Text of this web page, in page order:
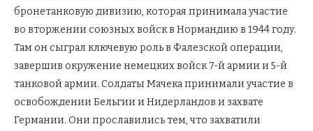
бронетанковую дивизию, которая принимала участие
во вторжении союзных войск в Нормандию в 1944 году.
Там он сыграл ключевую роль в Фалезской операции,
завершив окружение немецких войск 7-й армии и 5-й
танковой армии. Солдаты Мачека принимали участие в
освобождении Бельгии и Нидерландов и захвате
Германии. Они прославились тем, что захватили